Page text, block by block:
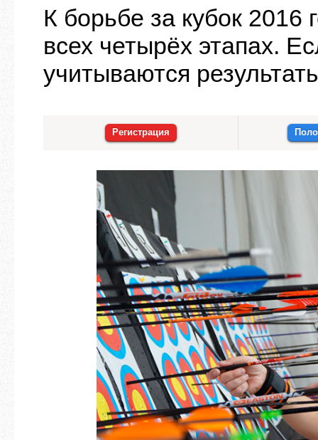
К борьбе за кубок 2016
всех четырёх этапах.
учитываются
Регистрация